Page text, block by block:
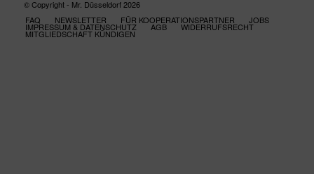
© Copyright - Mr. Düsseldorf 2026
FAQ
NEWSLETTER FÜR KOOPERATIONSPARTNER JOBS
IMPRESSUM & DATENSCHUTZ AGB WIDERRUFSRECHT
MITGLIEDSCHAFT KÜNDIGEN